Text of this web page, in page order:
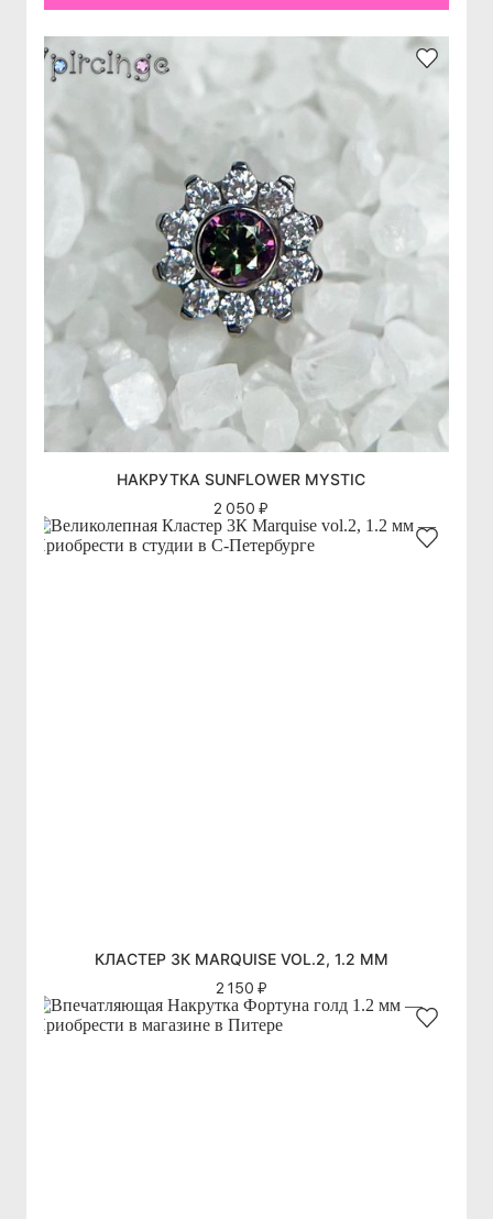
НАКРУТКА SUNFLOWER MYSTIC
2 050 ₽
КЛАСТЕР 3К MARQUISE VOL.2, 1.2 ММ
2 150 ₽